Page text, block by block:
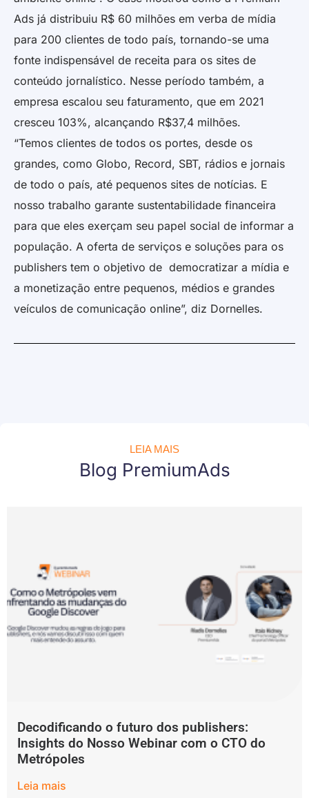
Ads já distribuiu R$ 60 milhões em verba de mídia
para 200 clientes de todo país, tornando-se uma
fonte indispensável de receita para os sites de
conteúdo jornalístico. Nesse período também, a
empresa escalou seu faturamento, que em 2021
cresceu 103%, alcançando R$37,4 milhões.
“Temos clientes de todos os portes, desde os
grandes, como Globo, Record, SBT, rádios e jornais
de todo o país, até pequenos sites de notícias. E
nosso trabalho garante sustentabilidade financeira
para que eles exerçam seu papel social de informar a
população. A oferta de serviços e soluções para os
publishers tem o objetivo de democratizar a mídia e
a monetização entre pequenos, médios e grandes
veículos de comunicação online”, diz Dornelles.
LEIA MAIS
Blog PremiumAds
Decodificando o futuro dos publishers:
Insights do Nosso Webinar com o CTO do
Metrópoles
Leia mais